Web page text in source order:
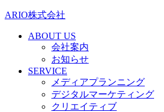
ARIO株式会社
ABOUT US
会社案内
お知らせ
SERVICE
メディアプランニング
デジタルマーケティング
クリエイティブ